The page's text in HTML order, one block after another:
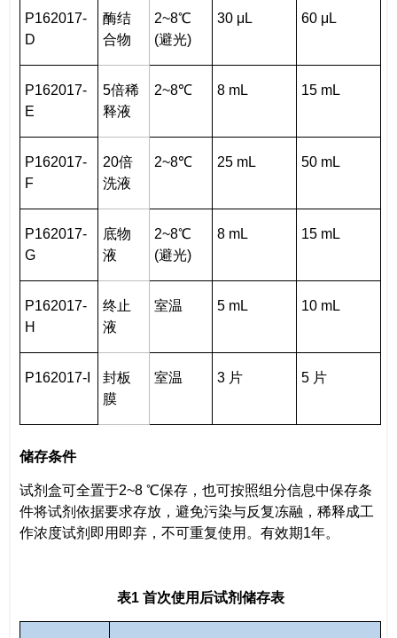
P162017-
D
酶结
合物
2~8℃
(避光)
30 μL 60 μL
P162017-
E
5倍稀
释液
2~8℃ 8 mL 15 mL
P162017-
F
20倍
洗液
2~8℃ 25 mL 50 mL
P162017-
G
底物
液
2~8℃
(避光)
8 mL 15 mL
P162017-
H
终止
液
室温 5 mL 10 mL
P162017-I
封板
膜
室温 3 片 5 片
储存条件
试剂盒可全置于2~8 ℃保存 ，也可按照组分信息中保存条
件将试剂依据要求存放 ，避免污染与反复冻融 ，稀释成工
作浓度试剂即用即弃，不可重复使用。有效期1年。
表1 首次使用后试剂储存表